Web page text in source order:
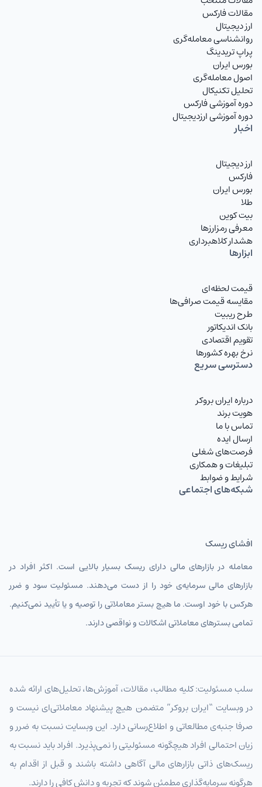
EURIRT
GBPIRT پوند انگلیس
CHFIRT
AUDIRT
CADIRT دلار کانادا
CNYIRT
NZDIRT
AEDIRT
SARIRT
BHDIRT
OMRIRT
QARIRT
IQDIRT
TRYIRT
RUBIRT
AZNIRT
AMDIRT
AFNIRT
SYPIRT
INRIRT روپیه هند
MYRIRT رینگیت مالزی تومان
HKDIRT دلار هنگ‌کنگ تومان
PHPIRT پزو فیلیپین تومان
IDRIRT روپیه اندونزی تومان
TWDIRT دلار تایوان تومان
مقالات فارکس
ارز دیجیتال
روانشناسی معامله‌گری
پراپ تریدینگ
بورس ایران
اصول معامله‌گری
تحلیل تکنیکال
دوره آموزشی فارکس
دوره آموزشی ارزدیجیتال
اخبار
ارز دیجیتال
فارکس
بورس ایران
طلا
بیت کوین
معرفی رمزارزها
هشدار کلاهبرداری
ابزارها
قیمت لحظه‌ای
مقایسه قیمت صرافی‌ها
طرح ریبیت
بانک اندیکاتور
تقویم اقتصادی
نرخ بهره کشورها
دسترسی سریع
درباره ایران بروکر
هویت برند
تماس با ما
ارسال ایده
فرصت‌های شغلی
تبلیغات و همکاری
شرایط و ضوابط
شبکه‌های اجتماعی
افشای ریسک
معامله در بازارهای مالی دارای ریسک بسیار بالایی است. اکثر افراد در
بازارهای مالی سرمایه‌ی خود را از دست می‌دهند. مسئولیت سود و ضرر
هرکس با خود اوست. ما هیچ بستر معاملاتی را توصیه و یا تأیید نمی‌کنیم.
تمامی بسترهای معاملاتی اشکالات و نواقصی دارند.
سلب مسئولیت: کلیه مطالب، مقالات، آموزش‌ها، تحلیل‌های ارائه شده
در وبسایت “ایران بروکر” متضمن هیچ پیشنهاد معاملاتی‌ای نیست و
صرفا جنبه‌ی مطالعاتی و اطلاع‌رسانی دارد. این وبسایت نسبت به ضرر و
زیان احتمالی افراد هیچگونه مسئولیتی را نمی‌پذیرد. افراد باید نسبت به
ریسک‌های ذاتی بازارهای مالی آگاهی داشته باشند و قبل از اقدام به
هرگونه سرمایه‌گذاری مطمئن شوند که تجربه و دانش کافی را دارند.